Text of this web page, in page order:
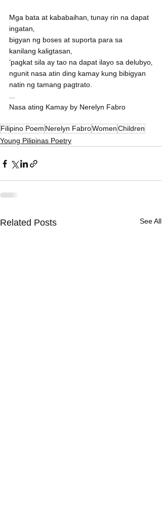
Mga bata at kababaihan‚ tunay rin na dapat
ingatan‚
bigyan ng boses at suporta para sa
kanilang kaligtasan‚
’pagkat sila ay tao na dapat ilayo sa delubyo‚
ngunit nasa atin ding kamay kung bibigyan
natin ng tamang pagtrato.
Nasa ating Kamay by Nerelyn Fabro
Filipino Poem Nerelyn FabroWomenChildren
Young Pilipinas Poetry
Related Posts See All